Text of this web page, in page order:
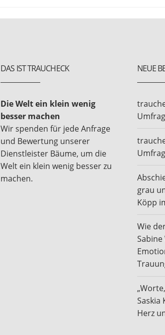
DAS IST TRAUCHECK
Die Welt ein klein wenig
besser machen
Wir spenden für jede Anfrage
und Bewertung unserer
Dienstleister Bäume, um die
Welt ein klein wenig besser zu
machen.
NEUE
grau
Köpp
Wie
Saskia
Herz